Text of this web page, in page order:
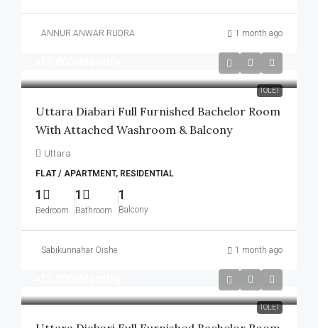
ANNUR ANWAR RUDRA 1 month ago
TOLET
Uttara Diabari Full Furnished Bachelor Room
With Attached Washroom & Balcony
Uttara
FLAT / APARTMENT, RESIDENTIAL
1
Bedroom
1
Bathroom
1
Balcony
Sabikunnahar Oishe 1 month ago
TOLET